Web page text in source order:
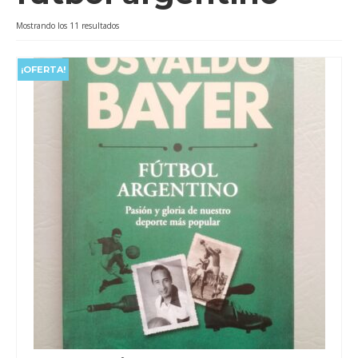
Videos
Tienda
Mostrando los 11 resultadosOrdenado
popularidad
¡OFERTA!